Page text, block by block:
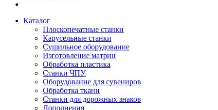
Каталог
Плоскопечатные станки
Карусельные станки
Сушильное оборудование
Изготовление матриц
Обработка пластика
Станки ЧПУ
Оборудование для сувениров
Обработка ткани
Станки для дорожных знаков
Дополнения